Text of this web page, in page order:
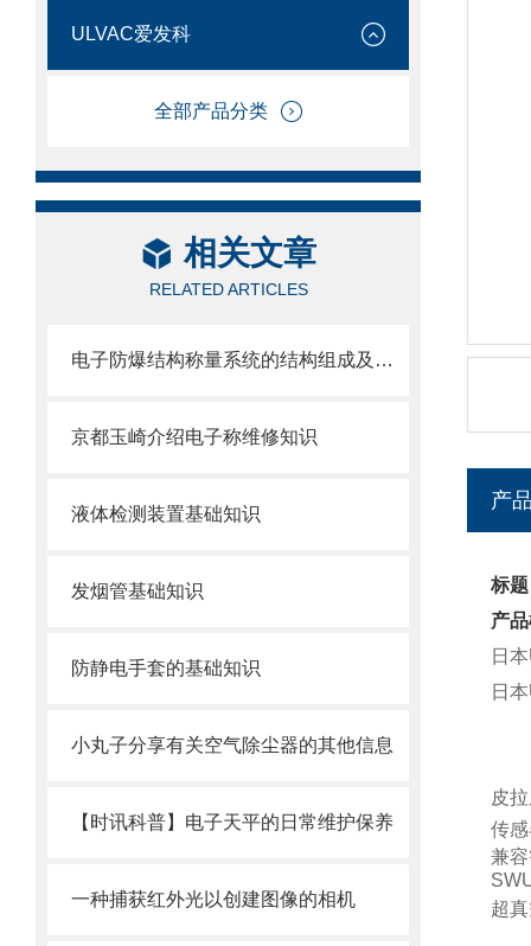
ULVAC爱发科
全部产品分类
相关文章
RELATED ARTICLES
电子防爆结构称量系统的结构组成及其作用
京都玉崎介绍电子称维修知识
液体检测装置基础知识
发烟管基础知识
防静电手套的基础知识
小丸子分享有关空气除尘器的其他信息
【时讯科普】电子天平的日常维护保养
一种捕获红外光以创建图像的相机
产
标
产
日
日
皮
传
兼
超